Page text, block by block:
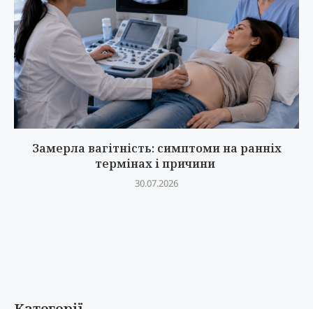
Замерла вагітність: симптоми на ранніх
термінах і причини
30.07.2026